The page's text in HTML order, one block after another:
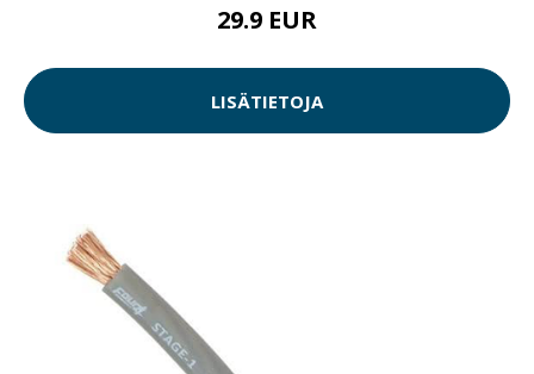
29.9 EUR
LISÄTIETOJA